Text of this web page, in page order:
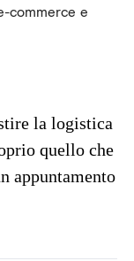
commerce e
la logistica
quello che
appuntamento